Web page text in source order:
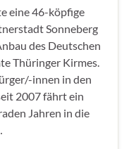
eine 46-köpfige
Sonneberg
des Deutschen
Thüringer Kirmes.
innen in den
2007 fährt ein
Jahren in die